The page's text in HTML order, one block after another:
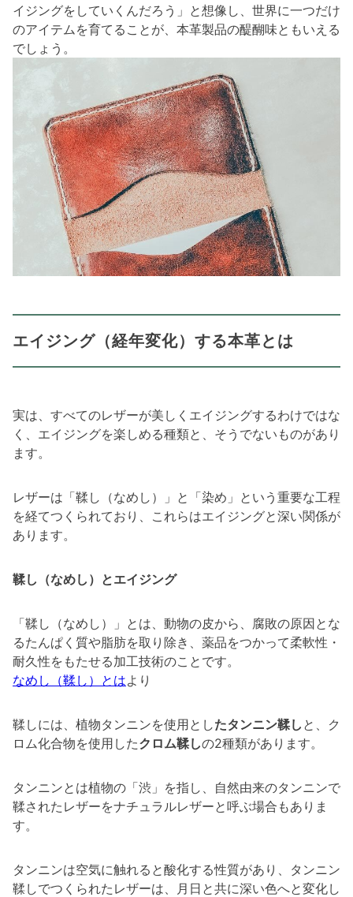
イジングをしていくんだろう」と想像し、世界に一つだけ
のアイテムを育てることが、本革製品の醍醐味ともいえる
でしょう。
エイジング（経年変化）する本革とは
実は、すべてのレザーが美しくエイジングするわけではな
く、エイジングを楽しめる種類と、そうでないものがあり
ます。
レザーは「鞣し（なめし）」と「染め」という重要な工程
を経てつくられており、これらはエイジングと深い関係が
あります。
鞣し（なめし）とエイジング
「鞣し（なめし）」とは、動物の皮から、腐敗の原因とな
るたんぱく質や脂肪を取り除き、薬品をつかって柔軟性・
耐久性をもたせる加工技術のことです。
なめし（鞣し）とはより
鞣しには、植物タンニンを使用としたタンニン鞣し と、ク
ロム化合物を使用したクロム鞣しの2種類があります。
タンニンとは植物の「渋」を指し、自然由来のタンニンで
鞣されたレザーをナチュラルレザーと呼ぶ場合もありま
す。
タンニンは空気に触れると酸化する性質があり、タンニン
鞣しでつくられたレザーは、月日と共に深い色へと変化し